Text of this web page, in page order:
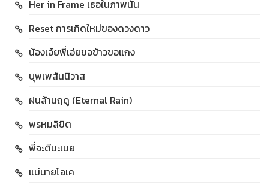
Her in Frame เธอในภาพนั้น
Reset การเกิดใหม่ของดวงดาว
น้องเอ๋ยพี่เอ่ยขอข้าวขอแกง
บุพเพสันนิวาส
ฝนล้านฤดู (Eternal Rain)
พรหมลิขิต
พี่จะตีนะเนย
แม่นายโอเค